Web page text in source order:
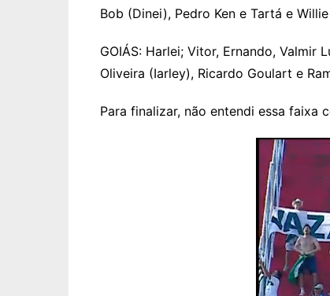
Bob (Dinei), Pedro Ken e Tartá e
GOIÁS: Harlei; Vitor, Ernando, Valmir
Oliveira (Iarley), Ricardo Goulart e
Para finalizar, não entendi essa faixa